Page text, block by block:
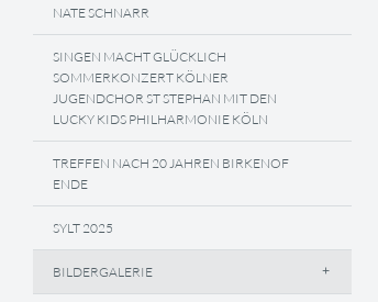
NATE SCHNARR
SINGEN MACHT GLÜCKLICH
SOMMERKONZERT KÖLNER
JUGENDCHOR ST STEPHAN MIT DEN
LUCKY KIDS PHILHARMONIE KÖLN
TREFFEN NACH 20 JAHREN BIRKENOF
ENDE
SYLT 2025
BILDERGALERIE